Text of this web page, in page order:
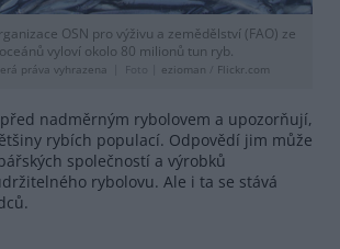
OSN pro výživu a zemědělství (FAO) ze
vyloví okolo 80 milionů tun ryb.
práva vyhrazena Foto | ezioman Flickr.com
nadměrným rybolovem a upozorňují,
rybích populací. Odpovědí jim může
společností a výrobků
rybolovu. Ale i ta se stává